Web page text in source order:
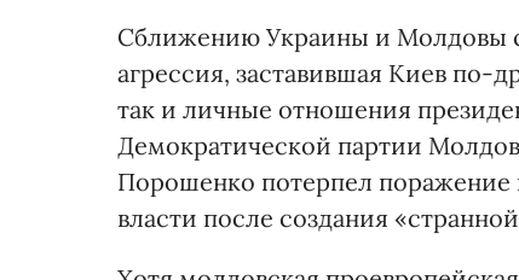
Сближению Украины и Молдовы с
агрессия, заставившая Киев по-
так и личные отношения
Демократической партии
Порошенко потерпел поражение
власти после создания